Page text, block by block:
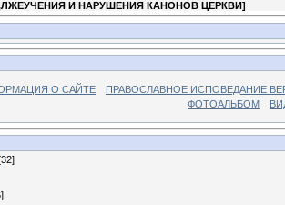
И НАРУШЕНИЯ КАНОНОВ ЦЕРКВИ]
О САЙТЕ
ПРАВОСЛАВНОЕ ИСПОВЕДАНИЕ
ФОТОАЛЬБОМ